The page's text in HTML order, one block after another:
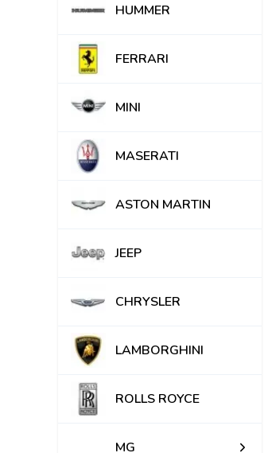
HUMMER
FERRARI
MINI
MASERATI
ASTON MARTIN
JEEP
CHRYSLER
LAMBORGHINI
ROLLS ROYCE
MG